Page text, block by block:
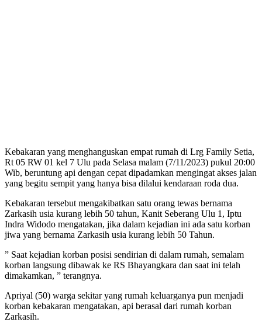
Kebakaran yang menghanguskan empat rumah di Lrg Family Setia,
Rt 05 RW 01 kel 7 Ulu pada Selasa malam (7/11/2023) pukul 20:00
Wib, beruntung api dengan cepat dipadamkan mengingat akses jalan
yang begitu sempit yang hanya bisa dilalui kendaraan roda dua.
Kebakaran tersebut mengakibatkan satu orang tewas bernama
Zarkasih usia kurang lebih 50 tahun, Kanit Seberang Ulu 1, Iptu
Indra Widodo mengatakan, jika dalam kejadian ini ada satu korban
jiwa yang bernama Zarkasih usia kurang lebih 50 Tahun.
” Saat kejadian korban posisi sendirian di dalam rumah, semalam
korban langsung dibawak ke RS Bhayangkara dan saat ini telah
dimakamkan, ” terangnya.
Apriyal (50) warga sekitar yang rumah keluarganya pun menjadi
korban kebakaran mengatakan, api berasal dari rumah korban
Zarkasih.